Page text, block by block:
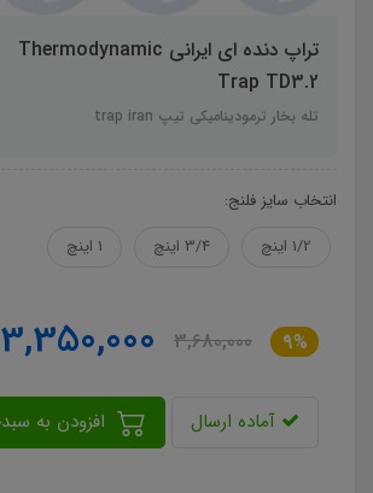
تراپ دنده ای ایرانی Thermodynamic
Trap TD3.2
تله بخار ترمودینامیکی تیپ trap iran
انتخاب سایز فلنج:
1/2 اینچ
3/4 اینچ 1 اینچ
9%
3,680,000
3,350,000
آماده ارسال